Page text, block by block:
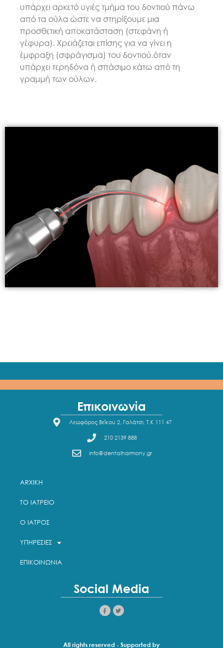
υπάρχει αρκετό υγιές τμήμα του δοντιού πάνω
από τα ούλα ώστε να στηρίξουμε μια
προσθετική αποκατάσταση (στεφάνη ή
γέφυρα). Χρειάζεται επίσης για να γίνει η
έμφραξη (σφράγισμα) του δοντιού.όταν
υπάρχει τερηδόνα ή σπάσιμο κάτω από τη
γραμμή των ούλων.
Επικοινωνία
Λεωφόρος Βεΐκου 2, Γαλάτσι, Τ.Κ 111 47
210 2139 888
info@dentalharmony.gr
ARXIKH
ΤΟ ΙΑΤΡΕΙΟ
Ο ΙΑΤΡΟΣ
ΥΠΗΡΕΣΙΕΣ
ΕΠΙΚΟΙΝΩΝΙΑ
Social Media
All rights reserved - Supported by